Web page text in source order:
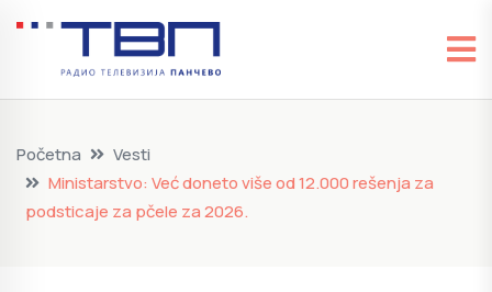
Početna
Vesti
Ministarstvo: Već doneto više od 12.000 rešenja za
podsticaje za pčele za 2026.